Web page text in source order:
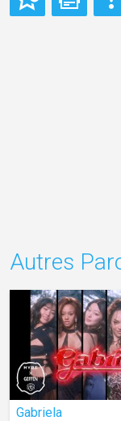
Autres
Gabriela